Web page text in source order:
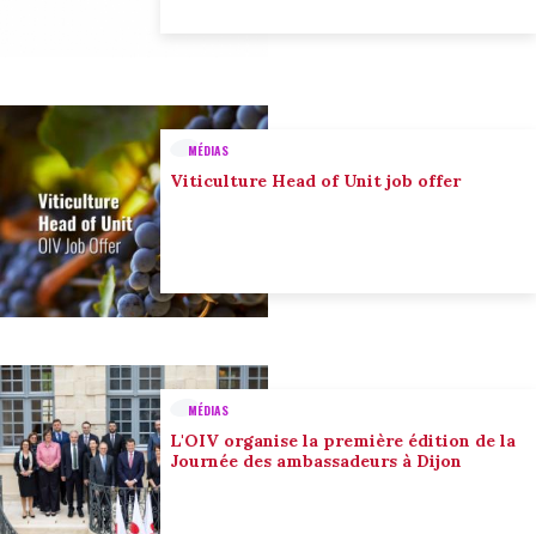
MÉDIAS
Viticulture Head of Unit job offer
MÉDIAS
L'OIV organise la première édition de la
Journée des ambassadeurs à Dijon